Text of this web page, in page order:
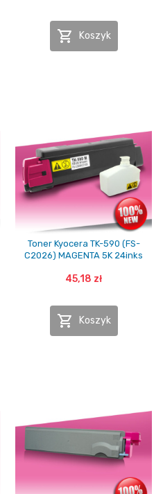
 Koszyk
Toner Kyocera TK-590 (FS-
C2026) MAGENTA 5K 24inks
45,18 zł
 Koszyk